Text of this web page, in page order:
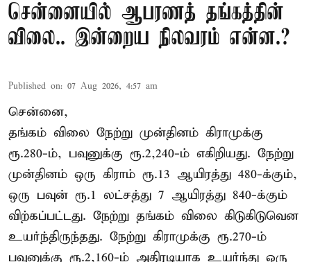
சென்னையில் ஆபரணத் தங்கத்தின்
விலை.. இன்றைய நிலவரம் என்ன.?
Published on: 07 Aug 2026, 4:57 am
சென்னை,
தங்கம் விலை நேற்று முன்தினம் கிராமுக்கு
ரூ.280-ம், பவுனுக்கு ரூ.2,240-ம் எகிறியது. நேற்று
முன்தினம் ஒரு கிராம் ரூ.13 ஆயிரத்து 480-க்கும்,
ஒரு பவுன் ரூ.1 லட்சத்து 7 ஆயிரத்து 840-க்கும்
விற்கப்பட்டது. நேற்று தங்கம் விலை கிடுகிடுவென
உயர்ந்திருந்தது. நேற்று கிராமுக்கு ரூ.270-ம்
பவுனுக்கு ரூ.2,160-ம் அதிரடியாக உயர்ந்து ஒரு